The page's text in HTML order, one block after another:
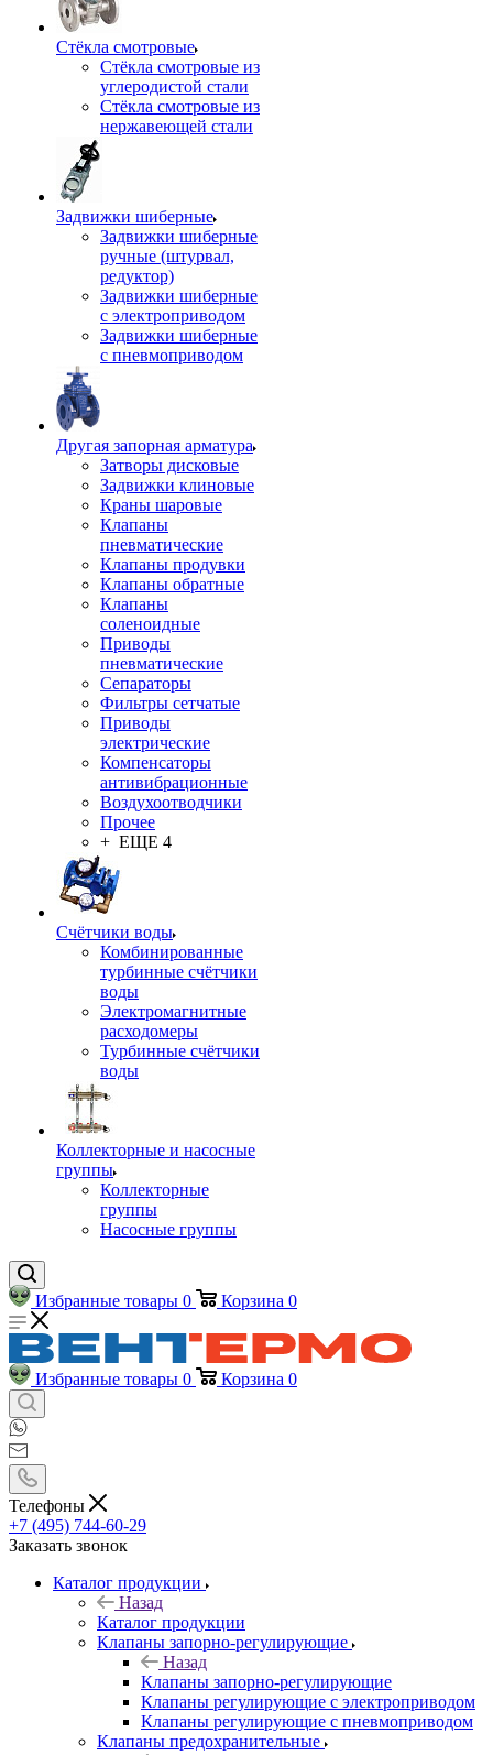
Стёкла смотровые
Стёкла смотровые из
углеродистой стали
Стёкла смотровые из
нержавеющей стали
Задвижки шиберные
Задвижки шиберные
ручные (штурвал,
редуктор)
Задвижки шиберные
с электроприводом
Задвижки шиберные
с пневмоприводом
Другая запорная арматура
Затворы дисковые
Задвижки клиновые
Краны шаровые
Клапаны
пневматические
Клапаны продувки
Клапаны обратные
Клапаны
соленоидные
Приводы
пневматические
Сепараторы
Фильтры сетчатые
Приводы
электрические
Компенсаторы
антивибрационные
Воздухоотводчики
Прочее
+ ЕЩЕ 4
Счётчики воды
Комбинированные
турбинные счётчики
воды
Электромагнитные
расходомеры
Турбинные счётчики
воды
Коллекторные и насосные
группы
Коллекторные
группы
Насосные группы
Избранные товары 0 Корзина 0
Избранные товары 0 Корзина 0
Телефоны
+7 (495) 744-60-29
Заказать звонок
Каталог продукции
Назад
Каталог продукции
Клапаны запорно-регулирующие
Назад
Клапаны запорно-регулирующие
Клапаны регулирующие с электроприводом
Клапаны регулирующие с пневмоприводом
Клапаны предохранительные